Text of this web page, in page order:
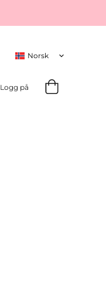
Logg på